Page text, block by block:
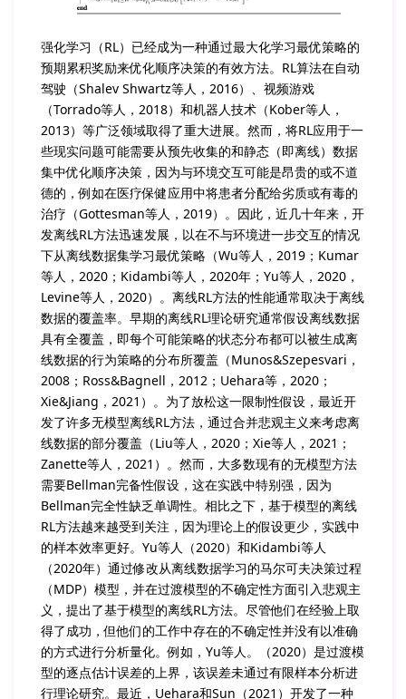
强化学习（RL）已经成为一种通过最大化学习最优策略的
预期累积奖励来优化顺序决策的有效方法。RL算法在自动
驾驶（Shalev Shwartz等人，2016）、视频游戏
（Torrado等人，2018）和机器人技术（Kober等人，
2013）等广泛领域取得了重大进展。然而，将RL应用于一
些现实问题可能需要从预先收集的和静态（即离线）数据
集中优化顺序决策，因为与环境交互可能是昂贵的或不道
德的，例如在医疗保健应用中将患者分配给劣质或有毒的
治疗（Gottesman等人，2019）。因此，近几十年来，开
发离线RL方法迅速发展，以在不与环境进一步交互的情况
下从离线数据集学习最优策略（Wu等人，2019；Kumar
等人，2020；Kidambi等人，2020年；Yu等人，2020，
Levine等人，2020）。离线RL方法的性能通常取决于离线
数据的覆盖率。早期的离线RL理论研究通常假设离线数据
具有全覆盖，即每个可能策略的状态分布都可以被生成离
线数据的行为策略的分布所覆盖（Munos&Szepesvari，
2008；Ross&Bagnell，2012；Uehara等，2020；
Xie&Jiang，2021）。为了放松这一限制性假设，最近开
发了许多无模型离线RL方法，通过合并悲观主义来考虑离
线数据的部分覆盖（Liu等人，2020；Xie等人，2021；
Zanette等人，2021）。然而，大多数现有的无模型方法
需要Bellman完备性假设，这在实践中特别强，因为
Bellman完全性缺乏单调性。相比之下，基于模型的离线
RL方法越来越受到关注，因为理论上的假设更少，实践中
的样本效率更好。Yu等人（2020）和Kidambi等人
（2020年）通过修改从离线数据学习的马尔可夫决策过程
（MDP）模型，并在过渡模型的不确定性方面引入悲观主
义，提出了基于模型的离线RL方法。尽管他们在经验上取
得了成功，但他们的工作中存在的不确定性并没有以准确
的方式进行分析量化。例如，Yu等人。（2020）是过渡模
型的逐点估计误差的上界，该误差未通过有限样本分析进
行理论研究。最近，Uehara和Sun（2021）开发了一种